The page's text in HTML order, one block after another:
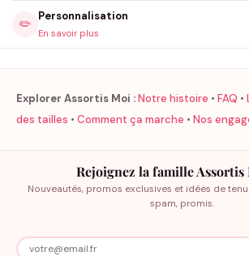
✏️
Personnalisation
En savoir plus
Explorer Assortis Moi :Notre histoire • FAQ •
des tailles • Comment ça marche • Nos
Rejoignez la famille Assortis
Nouveautés, promos exclusives et idées de
spam, promis.